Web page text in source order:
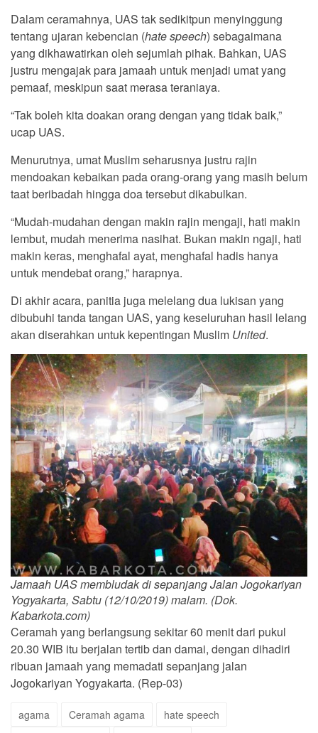
Dalam ceramahnya, UAS tak sedikitpun menyinggung
tentang ujaran kebencian (hate speech) sebagaimana
yang dikhawatirkan oleh sejumlah pihak. Bahkan, UAS
justru mengajak para jamaah untuk menjadi umat yang
pemaaf, meskipun saat merasa teraniaya.
“Tak boleh kita doakan orang dengan yang tidak baik,”
ucap UAS.
Menurutnya, umat Muslim seharusnya justru rajin
mendoakan kebaikan pada orang-orang yang masih belum
taat beribadah hingga doa tersebut dikabulkan.
“Mudah-mudahan dengan makin rajin mengaji, hati makin
lembut, mudah menerima nasihat. Bukan makin ngaji, hati
makin keras, menghafal ayat, menghafal hadis hanya
untuk mendebat orang,” harapnya.
Di akhir acara, panitia juga melelang dua lukisan yang
dibubuhi tanda tangan UAS, yang keseluruhan hasil lelang
akan diserahkan untuk kepentingan Muslim United.
Jamaah UAS membludak di sepanjang Jalan Jogokariyan
Yogyakarta, Sabtu (12/10/2019) malam. (Dok.
Kabarkota.com)
Ceramah yang berlangsung sekitar 60 menit dari pukul
20.30 WIB itu berjalan tertib dan damai, dengan dihadiri
ribuan jamaah yang memadati sepanjang jalan
Jogokariyan Yogyakarta. (Rep-03)
agama Ceramah agama
hate speech